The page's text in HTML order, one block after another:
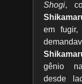
Shogi,
em fugir,
gênio
desde